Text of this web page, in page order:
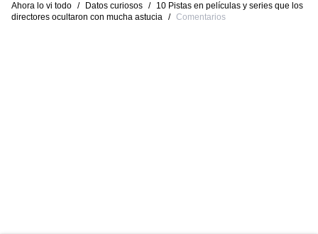
Ahora lo vi todo / Datos curiosos /
10 Pistas en películas y series que los
directores ocultaron con mucha astucia / Comentarios